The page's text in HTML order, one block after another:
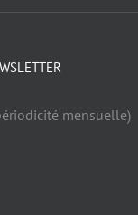
mensuelle)